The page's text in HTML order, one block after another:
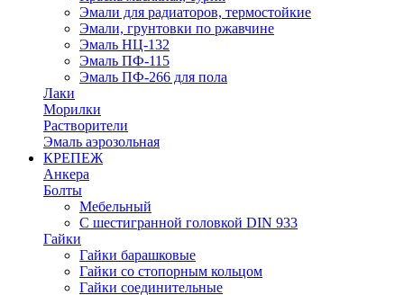
Эмали для радиаторов, термостойкие
Эмали, грунтовки по ржавчине
Эмаль НЦ-132
Эмаль ПФ-115
Эмаль ПФ-266 для пола
Лаки
Морилки
Растворители
Эмаль аэрозольная
КРЕПЕЖ
Анкера
Болты
Мебельный
С шестигранной головкой DIN 933
Гайки
Гайки барашковые
Гайки со стопорным кольцом
Гайки соединительные